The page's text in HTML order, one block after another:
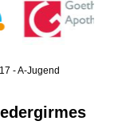
- A-Jugend